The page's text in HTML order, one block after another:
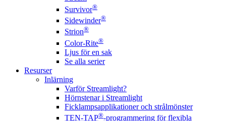
Survivor®
Sidewinder®
Strion®
Color-Rite®
Ljus för en sak
Se alla serier
Resurser
Inlärning
Varför Streamlight?
Hörnstenar i Streamlight
Ficklampsapplikationer och strålmönster
TEN-TAP®-programmering för flexibla